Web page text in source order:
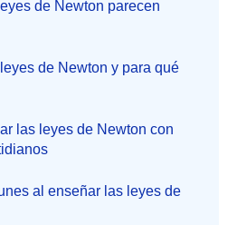
de Newton parecen
de Newton y para qué
las leyes de Newton con
al enseñar las leyes de